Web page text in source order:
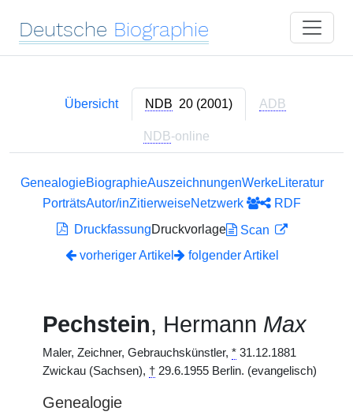
Deutsche Biographie
Übersicht NDB 20 (2001) ADB
NDB-online
GenealogieBiographieAuszeichnungenWerkeLiteratur
PorträtsAutor/inZitierweiseNetzwerk
RDF
DruckfassungDruckvorlage
Scan
vorheriger Artikel
folgender Artikel
Pechstein, Hermann Max
Maler, Zeichner, Gebrauchskünstler, * 31.12.1881
Zwickau (Sachsen), † 29.6.1955 Berlin. (evangelisch)
Genealogie